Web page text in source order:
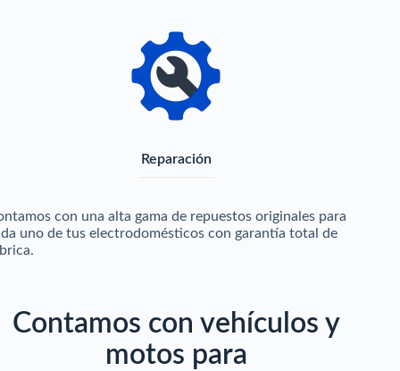
Reparación
con una alta gama de repuestos originales para
uno de tus electrodomésticos con garantía total de
Contamos con vehículos y
motos para